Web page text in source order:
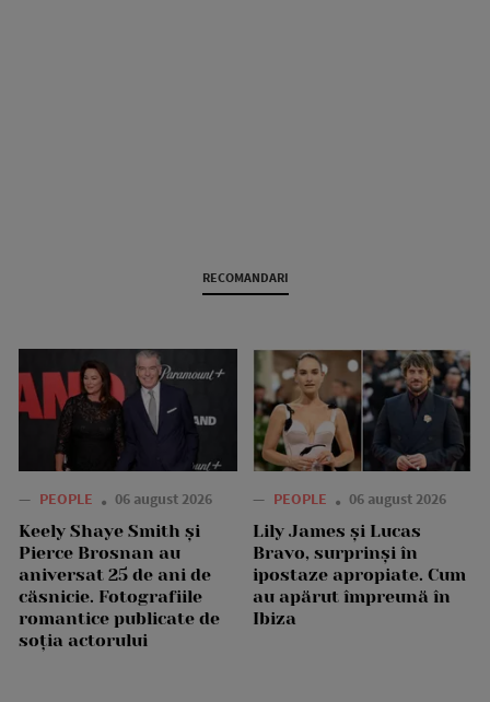
RECOMANDARI
— PEOPLE 06 august 2026
Keely Shaye Smith și
Pierce Brosnan au
aniversat 25 de ani de
căsnicie. Fotografiile
romantice publicate de
soția actorului
— PEOPLE 06 august 2026
Lily James și Lucas
Bravo, surprinși în
ipostaze apropiate. Cum
au apărut împreună în
Ibiza